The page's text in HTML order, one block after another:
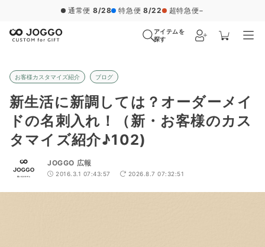
通常便 8/28 特急便 8/22 超特急便−
アイテムを
探す
お客様カスタマイズ紹介 ブログ
新生活に新調しては？オーダーメイ
ドの名刺入れ！（新・お客様のカス
タマイズ紹介♪102)
JOGGO 広報
2016.3.1 07:43:57 2026.8.7 07:32:51